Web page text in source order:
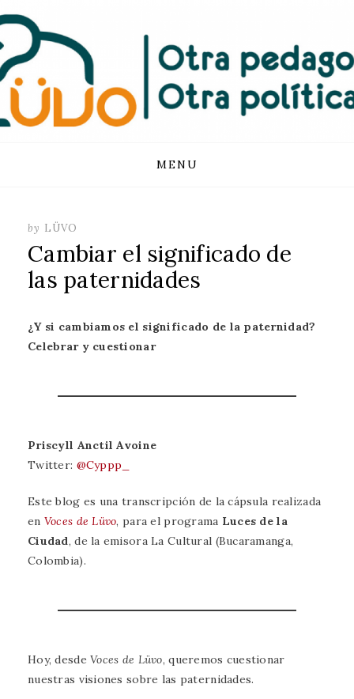
FUNDACIÓN
LUVO
MENU
by LÜVO
Cambiar el significado de
las paternidades
¿Y si cambiamos el significado de la paternidad?
Celebrar y cuestionar
Priscyll Anctil Avoine
Twitter: @Cyppp_
Este blog es una transcripción de la cápsula realizada
en Voces de Lüvo, para el programa Luces de la
Ciudad, de la emisora La Cultural (Bucaramanga,
Colombia).
Hoy, desdeVoces de Lüvo, queremos cuestionar
nuestras visiones sobre las paternidades.